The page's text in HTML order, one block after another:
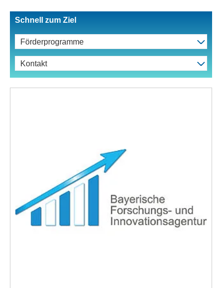
Schnell zum Ziel
Förderprogramme
Kontakt